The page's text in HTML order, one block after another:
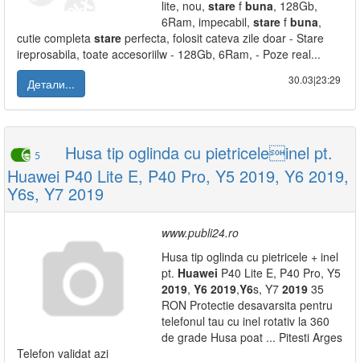
lite, nou, stare f buna, 128Gb,
6Ram, impecabil, stare f buna,
cutie completa stare perfecta, folosit cateva zile doar - Stare
ireprosabila, toate accesoriilw - 128Gb, 6Ram, - Poze real...
Детали...
30.03|23:29
5
Husa tip oglinda cu pietriceleinel pt.
Huawei P40 Lite E, P40 Pro, Y5 2019, Y6 2019,
Y6s, Y7 2019
www.publi24.ro
Husa tip oglinda cu pietricele + inel
pt. Huawei P40 Lite E, P40 Pro, Y5
2019, Y6 2019,Y6s, Y7 2019 35
RON Protectie desavarsita pentru
telefonul tau cu inel rotativ la 360
de grade Husa poat ... Pitesti Arges
Telefon validat azi